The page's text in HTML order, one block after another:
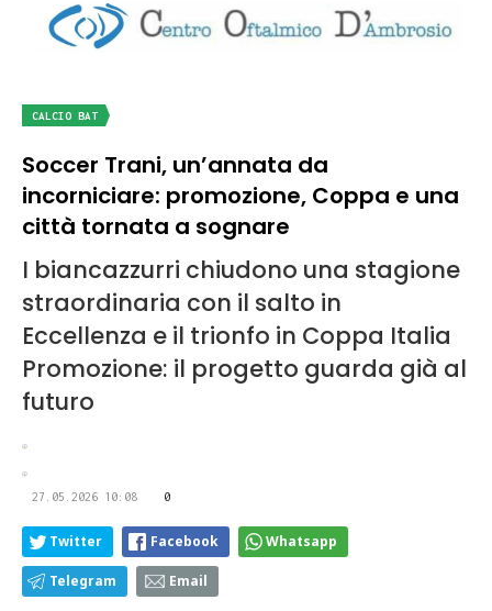
CALCIO BAT
Soccer Trani, un’annata da
incorniciare: promozione, Coppa e una
città tornata a sognare
I biancazzurri chiudono una stagione
straordinaria con il salto in
Eccellenza e il trionfo in Coppa Italia
Promozione: il progetto guarda già al
futuro
27.05.2026 10:08 0
Twitter Facebook Whatsapp
Telegram Email